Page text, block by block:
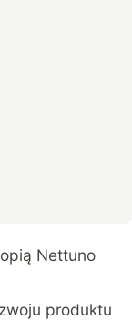
Nettuno
produktu